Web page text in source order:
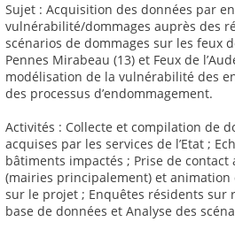
Sujet : Acquisition des données par
vulnérabilité/dommages auprès des
scénarios de dommages sur les feux
Pennes Mirabeau (13) et Feux de
modélisation de la vulnérabilité des
des processus d’endommagement.
Activités : Collecte et compilation de
acquises par les services de l’Etat ;
bâtiments impactés ; Prise de contact
(mairies principalement) et animation
sur le projet ; Enquêtes résidents sur
base de données et Analyse des